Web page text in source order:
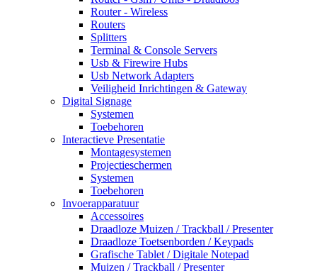
Router - Wireless
Routers
Splitters
Terminal & Console Servers
Usb & Firewire Hubs
Usb Network Adapters
Veiligheid Inrichtingen & Gateway
Digital Signage
Systemen
Toebehoren
Interactieve Presentatie
Montagesystemen
Projectieschermen
Systemen
Toebehoren
Invoerapparatuur
Accessoires
Draadloze Muizen / Trackball / Presenter
Draadloze Toetsenborden / Keypads
Grafische Tablet / Digitale Notepad
Muizen / Trackball / Presenter